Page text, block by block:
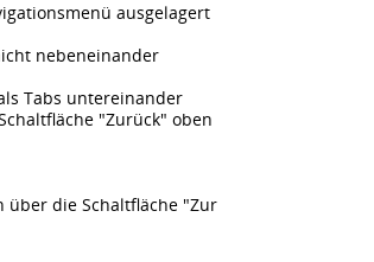
ausgelagert
nebeneinander
Tabs untereinander
"Zurück" oben
über die Schaltfläche "Zur